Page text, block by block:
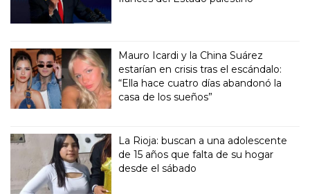
Mauro Icardi y la China Suárez
estarían en crisis tras el escándalo:
“Ella hace cuatro días abandonó la
casa de los sueños”
La Rioja: buscan a una adolescente
de 15 años que falta de su hogar
desde el sábado